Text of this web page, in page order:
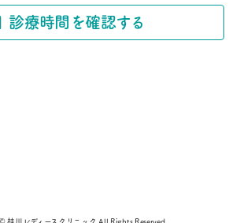
診療時間を確認する